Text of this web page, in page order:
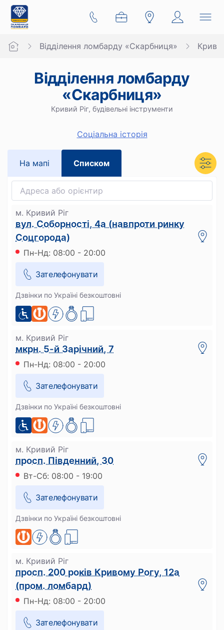
Відділення ломбарду «Скарбниця»
Відділення ломбарду
«Скарбниця»
Кривий Ріг, будівельні інструменти
Cоціальна історія
На мапi Списком
м. Кривий Ріг
вул. Соборності, 4а (навпроти ринку
Соцгорода)
Пн-Нд: 08:00 - 20:00
Зателефонувати
Дзвінки по Україні безкоштовні
м. Кривий Ріг
мкрн. 5-й Зарічний, 7
Пн-Нд: 08:00 - 20:00
Зателефонувати
Дзвінки по Україні безкоштовні
м. Кривий Ріг
просп. Південний, 30
Вт-Сб: 08:00 - 19:00
Зателефонувати
Дзвінки по Україні безкоштовні
м. Кривий Ріг
просп. 200 років Кривому Рогу, 12а
(пром. ломбард)
Пн-Нд: 08:00 - 20:00
Зателефонувати